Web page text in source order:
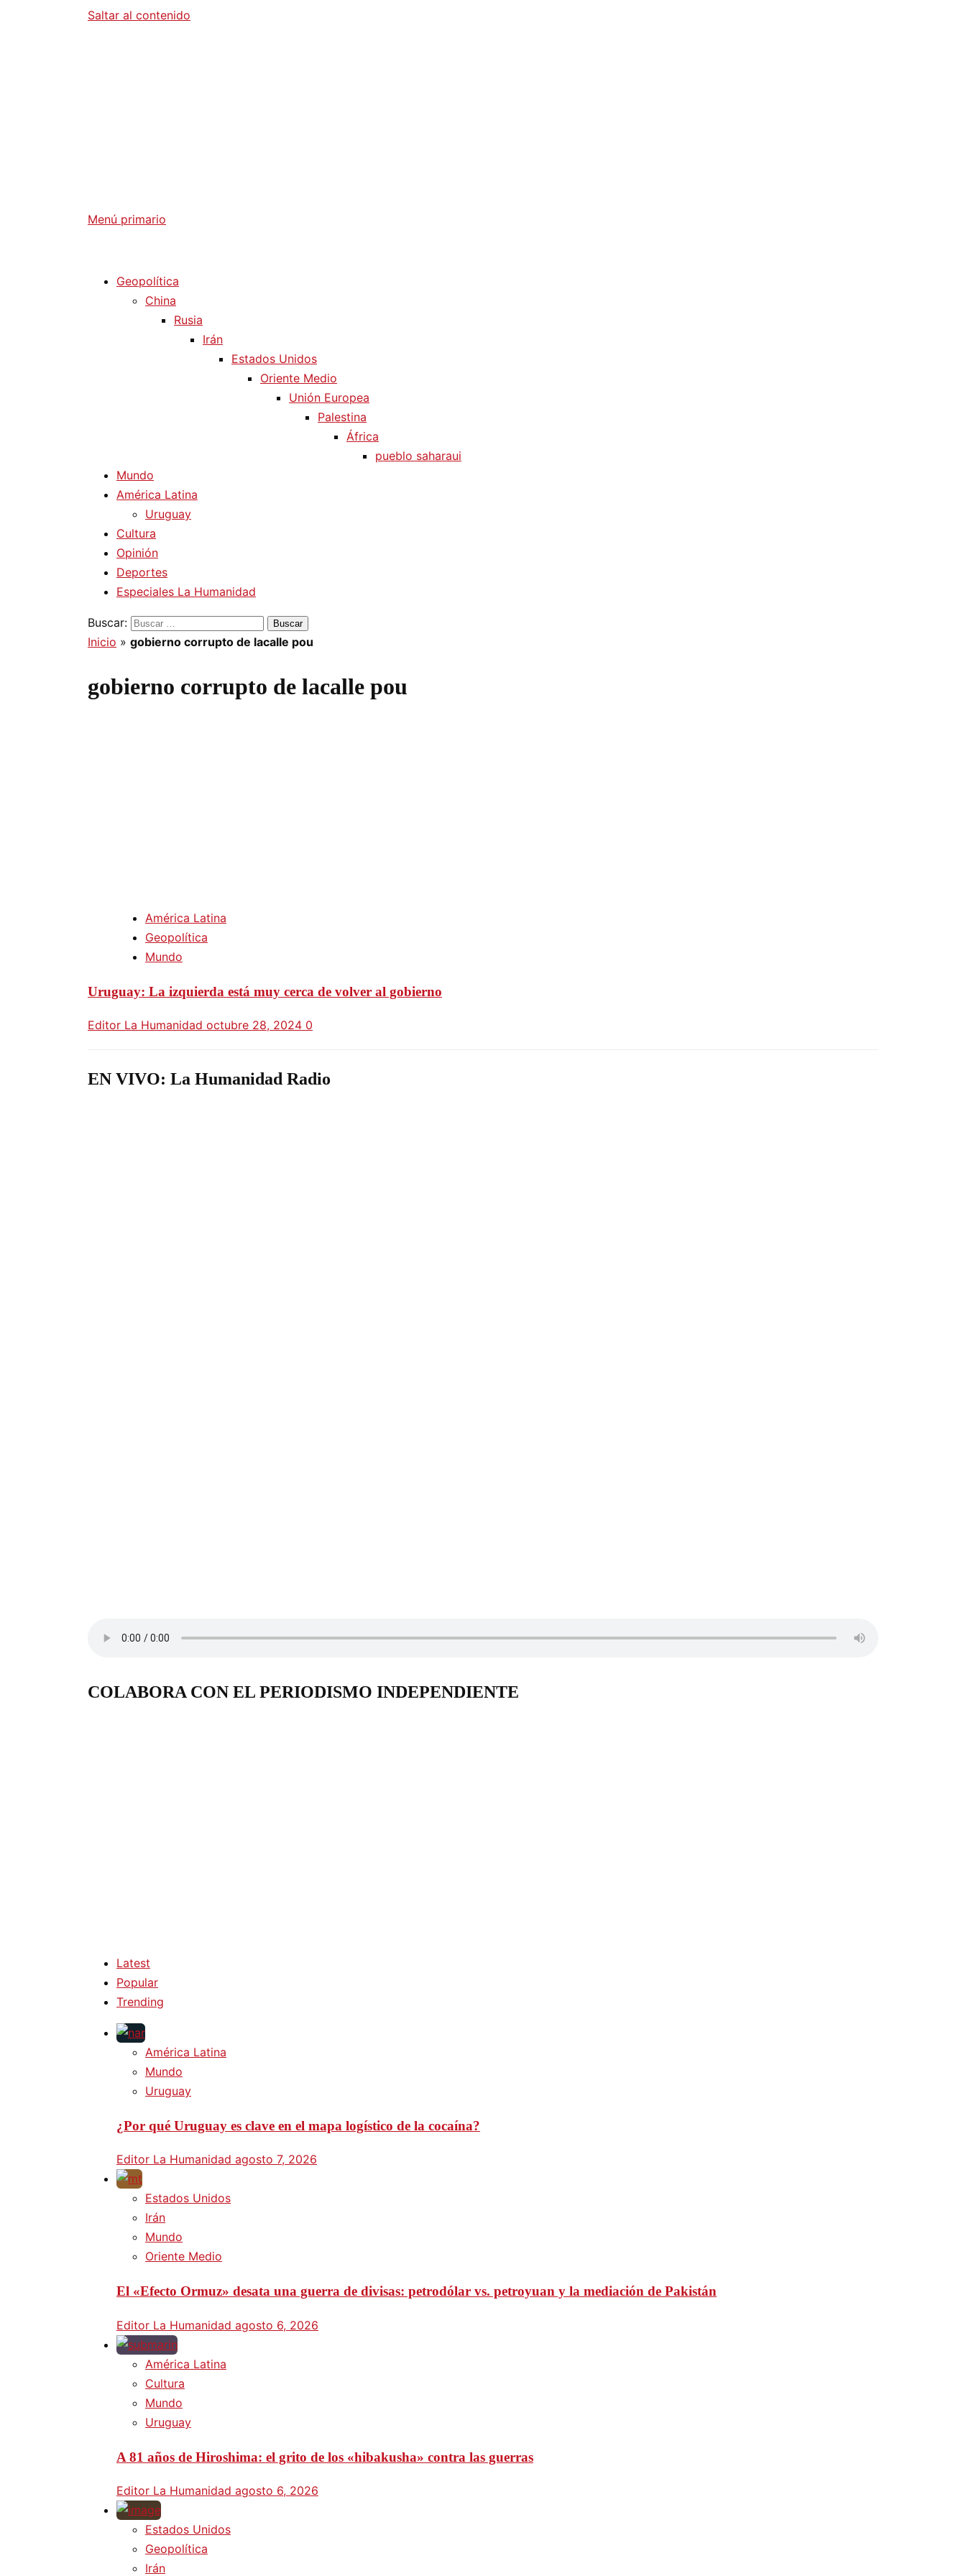
Saltar al contenido
Menú primario
Geopolítica
China
Rusia
Irán
Estados Unidos
Oriente Medio
Unión Europea
Palestina
África
pueblo saharaui
Mundo
América Latina
Uruguay
Cultura
Opinión
Deportes
Especiales La Humanidad
Buscar:
Inicio » gobierno corrupto de lacalle pou
gobierno corrupto de lacalle pou
América Latina
Geopolítica
Mundo
Uruguay: La izquierda está muy cerca de volver al gobierno
Editor La Humanidad octubre 28, 2024 0
EN VIVO: La Humanidad Radio
COLABORA CON EL PERIODISMO INDEPENDIENTE
Latest
Popular
Trending
América Latina
Mundo
Uruguay
¿Por qué Uruguay es clave en el mapa logístico de la cocaína?
Editor La Humanidad agosto 7, 2026
Estados Unidos
Irán
Mundo
Oriente Medio
El «Efecto Ormuz» desata una guerra de divisas: petrodólar vs. petroyuan y la mediación de Pakistán
Editor La Humanidad agosto 6, 2026
América Latina
Cultura
Mundo
Uruguay
A 81 años de Hiroshima: el grito de los «hibakusha» contra las guerras
Editor La Humanidad agosto 6, 2026
Estados Unidos
Geopolítica
Irán